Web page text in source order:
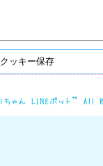
クッキー保存